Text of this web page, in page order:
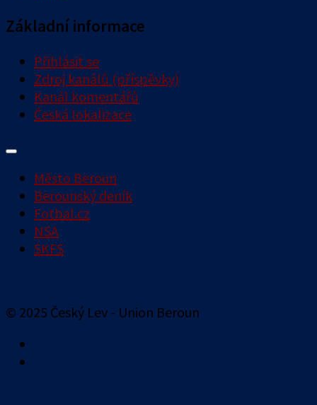
Základní informace
Přihlásit se
Zdroj kanálů (příspěvky)
Kanál komentářů
Česká lokalizace
Město Beroun
Berounský deník
Fotbal.cz
NSA
SKFS
© 2025 Český Lev - Union Beroun